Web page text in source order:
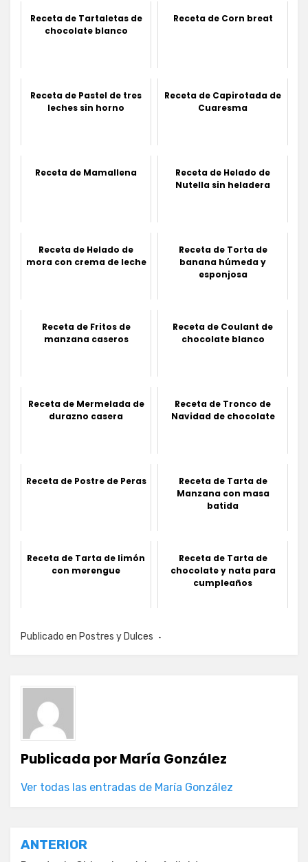
Receta de Tartaletas de
chocolate blanco
Receta de Corn breat
Receta de Pastel de tres
leches sin horno
Receta de Capirotada de
Cuaresma
Receta de Mamallena
Receta de Helado de
Nutella sin heladera
Receta de Helado de
mora con crema de leche
Receta de Torta de
banana húmeda y
esponjosa
Receta de Fritos de
manzana caseros
Receta de Coulant de
chocolate blanco
Receta de Mermelada de
durazno casera
Receta de Tronco de
Navidad de chocolate
Receta de Postre de Peras
Receta de Tarta de
Manzana con masa
batida
Receta de Tarta de limón
con merengue
Receta de Tarta de
chocolate y nata para
cumpleaños
Publicado en Postres y Dulces
Publicada porMaría González
Ver todas las entradas de María González
Navegación
ANTERIOR